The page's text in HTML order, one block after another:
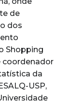
de
dos
Shopping
coordenador
da
USP,